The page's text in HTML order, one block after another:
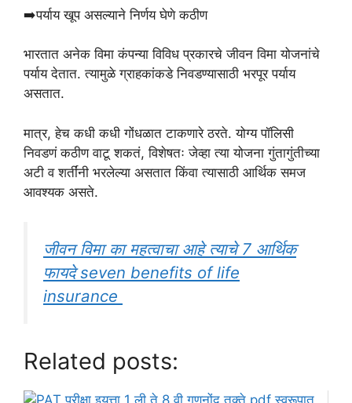
➡️पर्याय खूप असल्याने निर्णय घेणे कठीण
भारतात अनेक विमा कंपन्या विविध प्रकारचे जीवन विमा योजनांचे
पर्याय देतात. त्यामुळे ग्राहकांकडे निवडण्यासाठी भरपूर पर्याय
असतात.
मात्र, हेच कधी कधी गोंधळात टाकणारे ठरते. योग्य पॉलिसी
निवडणं कठीण वाटू शकतं, विशेषतः जेव्हा त्या योजना गुंतागुंतीच्या
अटी व शर्तींनी भरलेल्या असतात किंवा त्यासाठी आर्थिक समज
आवश्यक असते.
जीवन विमा का महत्वाचा आहे त्याचे 7 आर्थिक
फायदे seven benefits of life
insurance
Related posts: